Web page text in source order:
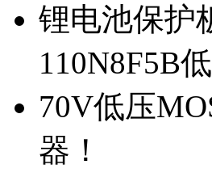
锂电池保护
110N8F5B
70V低压
器！